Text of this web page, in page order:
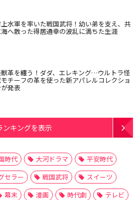
水軍を率いた戦国武将！幼い弟を支え、共
海へ散った得居通幸の波乱に満ちた生涯
革を纏う！ダダ、エレキング…ウルトラ怪
チーフの革を使った新アパレルコレクショ
が発表
ンキングを表示
時代 大河ドラマ
平安時代
セラー 戦国武将
スイーツ
幕末 漫画 時代劇
テレビ